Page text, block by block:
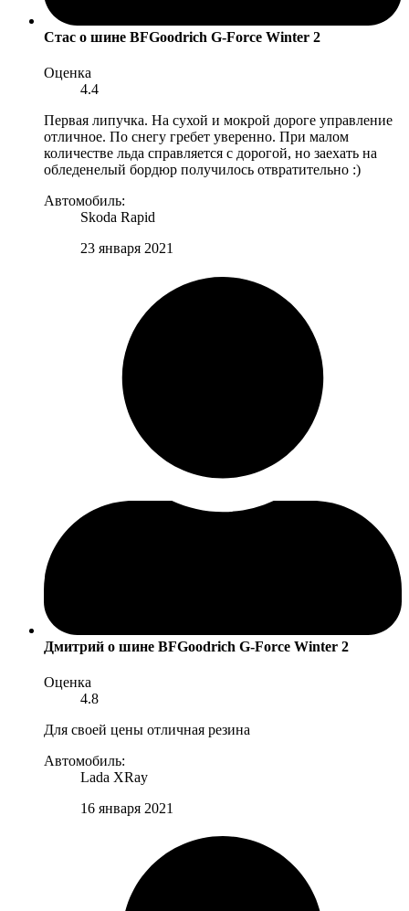
Стас о шине BFGoodrich G-Force Winter 2
Оценка
4.4
Первая липучка. На сухой и мокрой дороге управление
отличное. По снегу гребет уверенно. При малом
количестве льда справляется с дорогой, но заехать на
обледенелый бордюр получилось отвратительно :)
Автомобиль:
Skoda Rapid
23 января 2021
Дмитрий о шине BFGoodrich G-Force Winter 2
Оценка
4.8
Для своей цены отличная резина
Автомобиль:
Lada XRay
16 января 2021